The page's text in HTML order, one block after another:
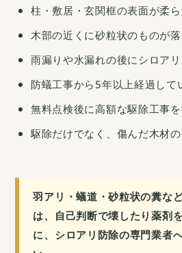
柱・敷居・玄関框の表面が柔
木部の近くに砂粒状のものが
雨漏りや水漏れの後にシロア
防蟻工事から5年以上経過して
無料点検後に高額な駆除工事
駆除だけでなく、傷んだ木材
羽アリ・蟻道・砂粒状の糞な
は、自己判断で壊したり薬剤
に、シロアリ防除の専門業者